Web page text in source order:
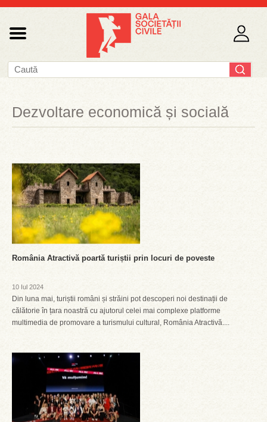
Dezvoltare economică și socială
România Atractivă poartă turiștii prin locuri de poveste
10 Iul 2024
Din luna mai, turiștii români și străini pot descoperi noi destinații de
călătorie în țara noastră cu ajutorul celei mai complexe platforme
multimedia de promovare a turismului cultural, România Atractivă....